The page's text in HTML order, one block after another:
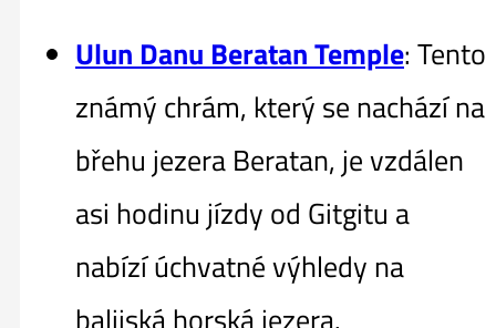
Ulun Danu Beratan Temple: Tento
známý chrám, který se nachází na
břehu jezera Beratan, je vzdálen
asi hodinu jízdy od Gitgitu a
nabízí úchvatné výhledy na
balijská horská jezera.